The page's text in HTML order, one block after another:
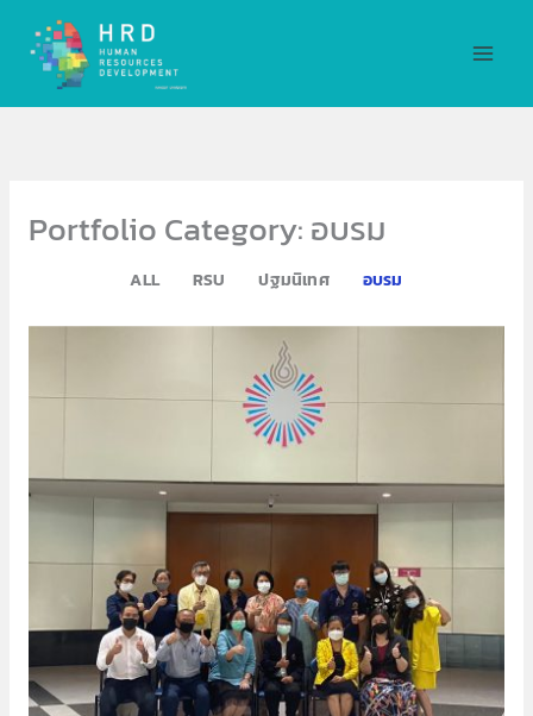
content
Portfolio Category: อบรม
ALL RSU ปฐมนิเทศ อบรม